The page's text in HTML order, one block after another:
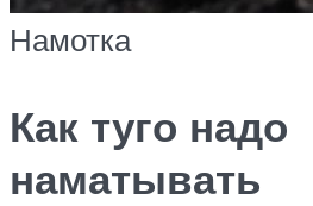
Намотка
Как туго надо
наматывать